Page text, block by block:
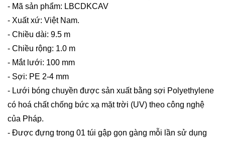
- Mã sản phẩm: LBCDKCAV
- Xuất xứ: Việt Nam.
- Chiều dài: 9.5 m
- Chiều rộng: 1.0 m
- Mắt lưới: 100 mm
- Sợi: PE 2-4 mm
- Lưới bóng chuyền được sản xuất bằng sợi Polyethylene
có hoá chất chống bức xạ mặt trời (UV) theo công nghệ
của Pháp.
- Được đựng trong 01 túi gập gọn gàng mỗi lần sử dụng